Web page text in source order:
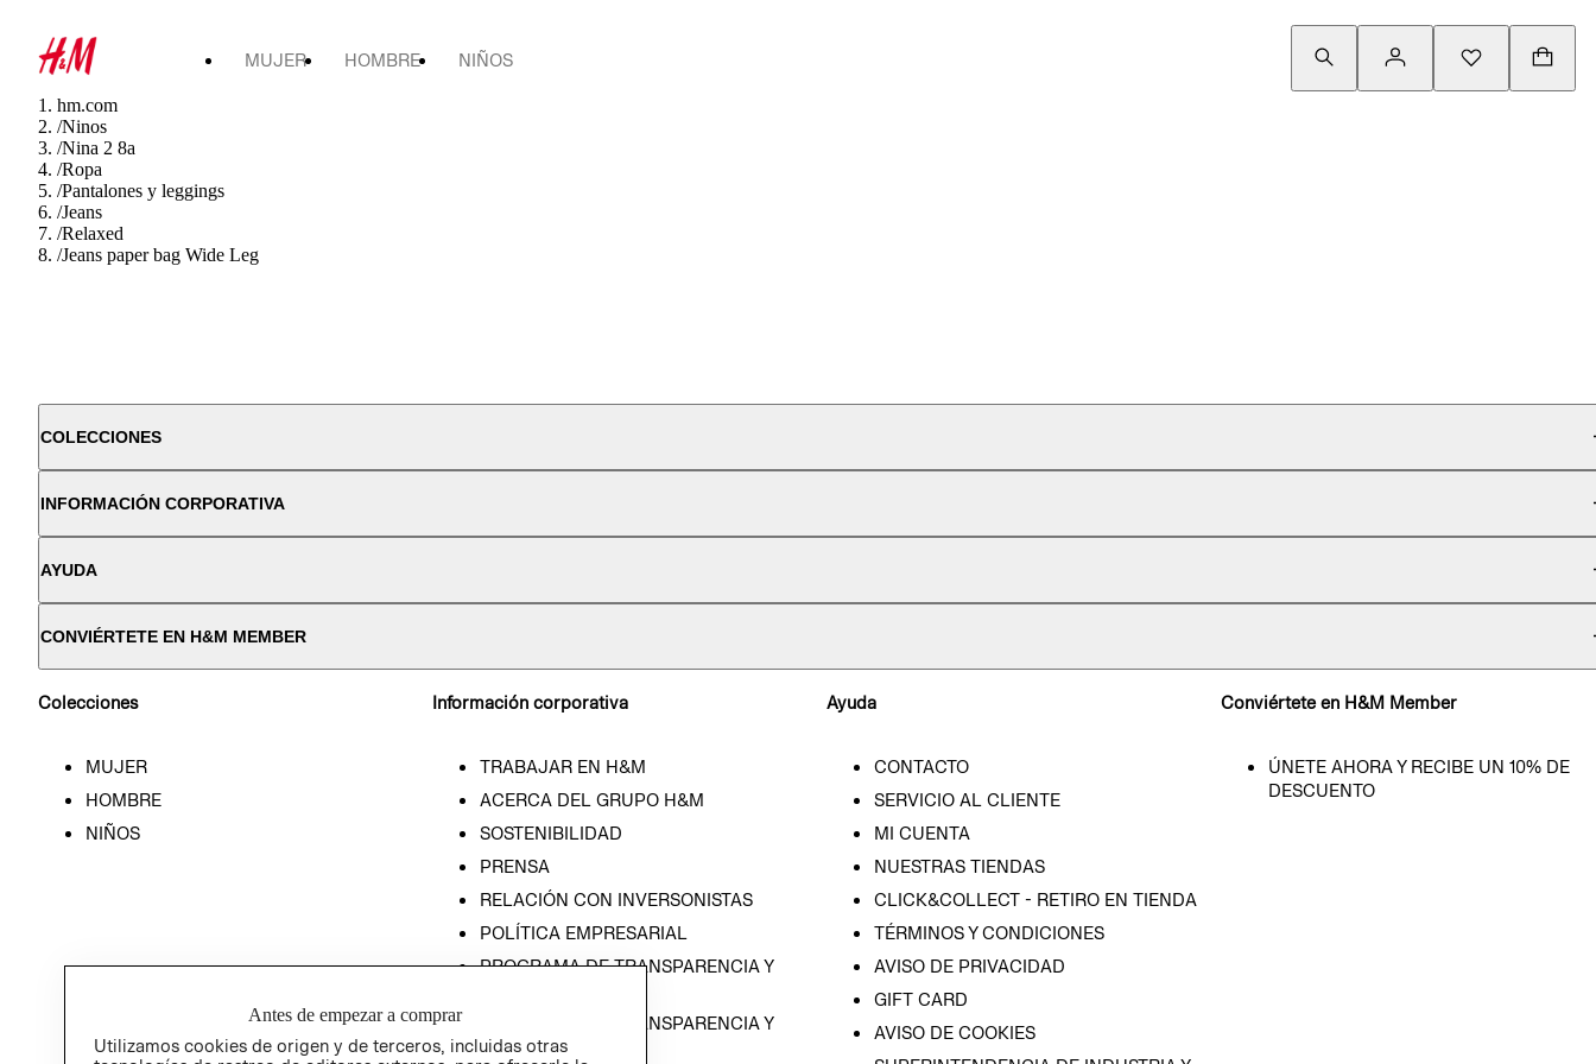
MUJER HOMBRE NIÑOS
hm.com
/Ninos
/Nina 2 8a
/Ropa
/Pantalones y leggings
/Jeans
/Relaxed
/Jeans paper bag Wide Leg
COLECCIONES
INFORMACIÓN CORPORATIVA
AYUDA
CONVIÉRTETE EN H&M MEMBER
Colecciones
MUJER
HOMBRE
NIÑOS
Información corporativa
TRABAJAR EN H&M
ACERCA DEL GRUPO H&M
SOSTENIBILIDAD
PRENSA
RELACIÓN CON INVERSONISTAS
POLÍTICA EMPRESARIAL
PROGRAMA DE TRANSPARENCIA Y
PROGRAMA DE TRANSPARENCIA Y
ÉTICA (INGLÉS)
Ayuda
CONTACTO
SERVICIO AL CLIENTE
MI CUENTA
NUESTRAS TIENDAS
CLICK&COLLECT - RETIRO EN TIENDA
TÉRMINOS Y CONDICIONES
AVISO DE PRIVACIDAD
GIFT CARD
AVISO DE COOKIES
Conviértete en H&M Member
ÚNETE AHORA Y RECIBE UN 10% DE
DESCUENTO
Antes de empezar a comprar
Utilizamos cookies de origen y de terceros, incluidas otras